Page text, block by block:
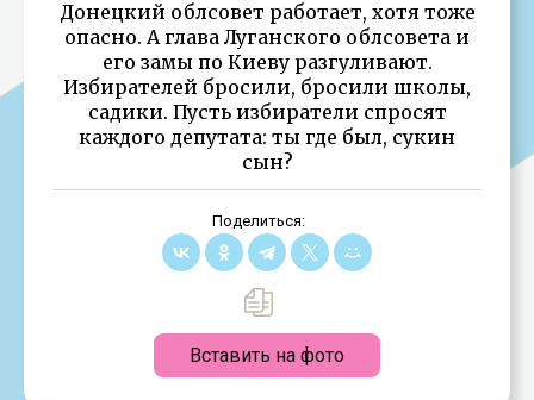
Донецкий облсовет работает, хотя тоже
опасно. А глава Луганского облсовета и
его замы по Киеву разгуливают.
Избирателей бросили, бросили школы,
садики. Пусть избиратели спросят
каждого депутата: ты где был, сукин
сын?
Поделиться:
Вставить на фото